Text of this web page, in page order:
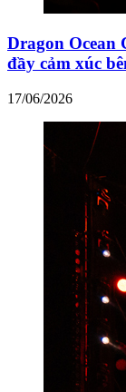
Dragon Ocean
đầy cảm xúc
17/06/2026